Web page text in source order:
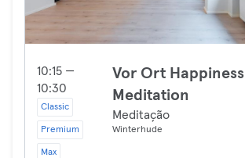
10:15 —
10:30
Classic
Premium
Max
Vor Ort Happiness
Meditation
Meditação
Winterhude